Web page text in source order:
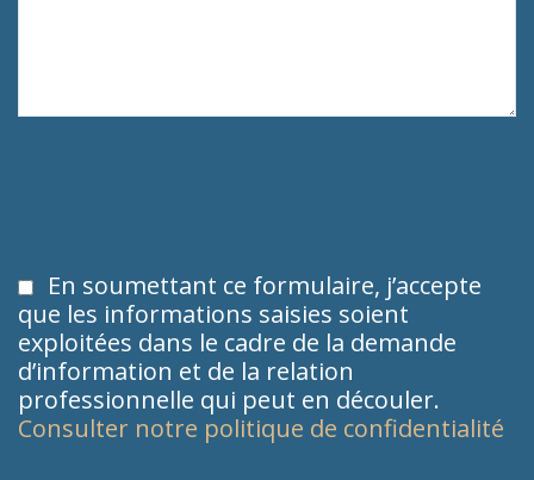
En soumettant ce formulaire, j’accepte
que les informations saisies soient
exploitées dans le cadre de la demande
d’information et de la relation
professionnelle qui peut en découler.
Consulter notre politique de confidentialité